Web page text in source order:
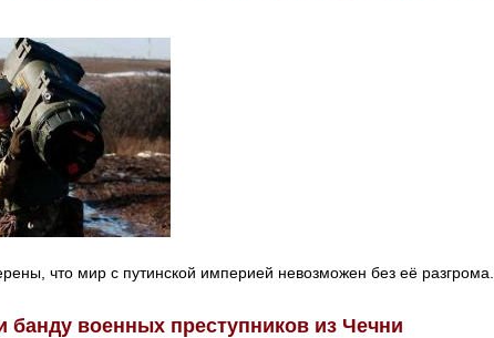
что мир с путинской империей невозможен без её разгрома.
банду военных преступников из Чечни